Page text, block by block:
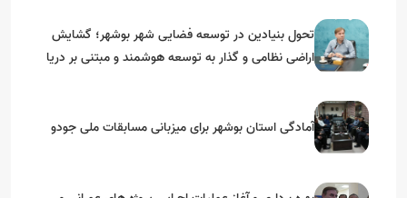
تحول بنیادین در توسعه فضایی شهر بوشهر؛ گشایش
اراضی نظامی و گذار به توسعه هوشمند و مبتنی بر دریا
آمادگی استان بوشهر برای میزبانی مسابقات ملی جودو